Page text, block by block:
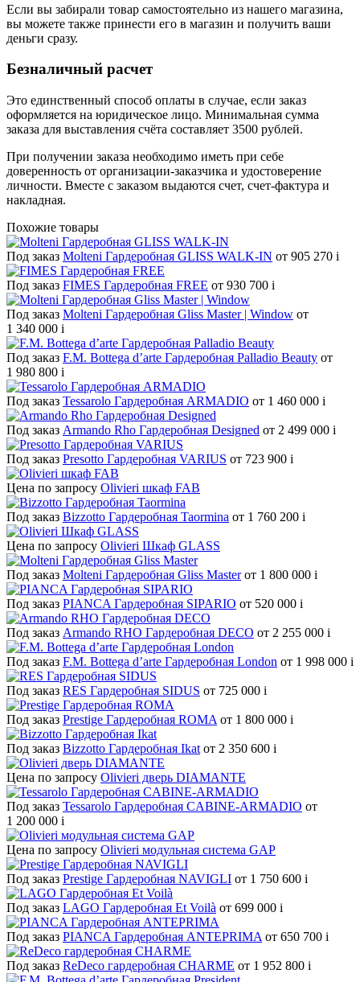
Если вы забирали товар самостоятельно из нашего магазина,
вы можете также принести его в магазин и получить ваши
деньги сразу.
Безналичный расчет
Это единственный способ оплаты в случае, если заказ
оформляется на юридическое лицо. Минимальная сумма
заказа для выставления счёта составляет 3500 рублей.
При получении заказа необходимо иметь при себе
доверенность от организации-заказчика и удостоверение
личности. Вместе с заказом выдаются счет, счет-фактура и
накладная.
Похожие товары
Под заказ Molteni Гардеробная GLISS WALK-IN от 905 270 i
Под заказ FIMES Гардеробная FREE от 930 700 i
Под заказ Molteni Гардеробная Gliss Master | Window от
1 340 000 i
Под заказ F.M. Bottega d’arte Гардеробная Palladio Beauty от
1 980 800 i
Под заказ Tessarolo Гардеробная ARMADIO от 1 460 000 i
Под заказ Armando Rho Гардеробная Designed от 2 499 000 i
Под заказ Presotto Гардеробная VARIUS от 723 900 i
Цена по запросу Olivieri шкаф FAB
Под заказ Bizzotto Гардеробная Taormina от 1 760 200 i
Цена по запросу Olivieri Шкаф GLASS
Под заказ Molteni Гардеробная Gliss Master от 1 800 000 i
Под заказ PIANCA Гардеробная SIPARIO от 520 000 i
Под заказ Armando RHO Гардеробная DECO от 2 255 000 i
Под заказ F.M. Bottega d’arte Гардеробная London от 1 998 000 i
Под заказ RES Гардеробная SIDUS от 725 000 i
Под заказ Prestige Гардеробная ROMA от 1 800 000 i
Под заказ Bizzotto Гардеробная Ikat от 2 350 600 i
Цена по запросу Olivieri дверь DIAMANTE
Под заказ Tessarolo Гардеробная CABINE-ARMADIO от
1 200 000 i
Цена по запросу Olivieri модульная система GAP
Под заказ Prestige Гардеробная NAVIGLI от 1 750 600 i
Под заказ LAGO Гардеробная Et Voilà от 699 000 i
Под заказ PIANCA Гардеробная ANTEPRIMA от 650 700 i
Под заказ ReDeco гардеробная CHARME от 1 952 800 i